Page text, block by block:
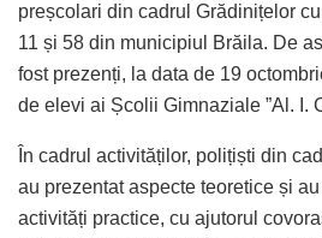
preșcolari din cadrul Grădinițelor
11 și 58 din municipiul Brăila. De
fost prezenți, la data de 19
de elevi ai Școlii Gimnaziale ”Al. I.
În cadrul activităților, polițiști din
au prezentat aspecte teoretice și
activități practice, cu ajutorul